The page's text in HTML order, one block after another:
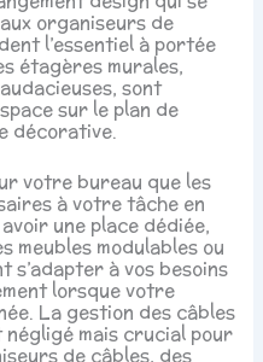
organiseurs de
l’essentiel à portée
étagères murales,
sont
sur le plan de
décorative.
votre bureau que les
à votre tâche en
une place dédiée,
meubles modulables ou
s’adapter à vos besoins
lorsque votre
La gestion des câbles
mais crucial pour
de câbles, des